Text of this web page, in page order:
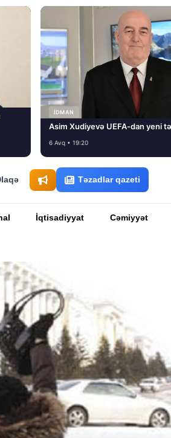
İDMAN
Asim Xudiyevə UEFA-dan yeni
6 Avq • 19:20
Təzadlar qazeti
İqtisadiyyat Cəmiyyət